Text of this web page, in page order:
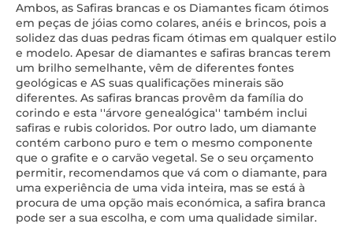
Ambos, as Safiras brancas e os Diamantes ficam ótimos
em peças de jóias como colares, anéis e brincos, pois a
solidez das duas pedras ficam ótimas em qualquer estilo
e modelo. Apesar de diamantes e safiras brancas terem
um brilho semelhante, vêm de diferentes fontes
geológicas e AS suas qualificações minerais são
diferentes. As safiras brancas provêm da família do
corindo e esta ''árvore genealógica'' também inclui
safiras e rubis coloridos. Por outro lado, um diamante
contém carbono puro e tem o mesmo componente
que o grafite e o carvão vegetal. Se o seu orçamento
permitir, recomendamos que vá com o diamante, para
uma experiência de uma vida inteira, mas se está à
procura de uma opção mais económica, a safira branca
pode ser a sua escolha, e com uma qualidade similar.